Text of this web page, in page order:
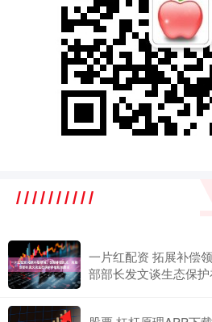
一片红配资 拓展补偿
部部长发文谈生态保